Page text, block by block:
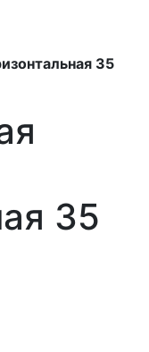
35
35